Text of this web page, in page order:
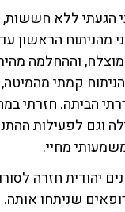
הגעתי ללא
מהניתוח הראשון
וההחלמה
קמתי מהמיטה,
הביתה. חזרתי
וגם לפעילות
מחיי.
3.5 שנים יהודית חזרה
שניתחו אותה.